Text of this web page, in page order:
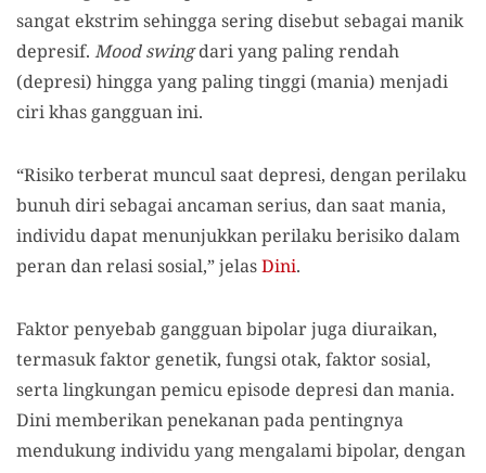
sangat ekstrim sehingga sering disebut sebagai manik
depresif. Mood swingdari yang paling rendah
(depresi) hingga yang paling tinggi (mania) menjadi
ciri khas gangguan ini.
“Risiko terberat muncul saat depresi, dengan perilaku
bunuh diri sebagai ancaman serius, dan saat mania,
individu dapat menunjukkan perilaku berisiko dalam
peran dan relasi sosial,” jelasDini.
Faktor penyebab gangguan bipolar juga diuraikan,
termasuk faktor genetik, fungsi otak, faktor sosial,
serta lingkungan pemicu episode depresi dan mania.
Dini memberikan penekanan pada pentingnya
mendukung individu yang mengalami bipolar, dengan